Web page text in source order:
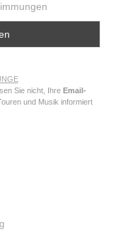
Sie nicht, Ihre Email-
und Musik informiert